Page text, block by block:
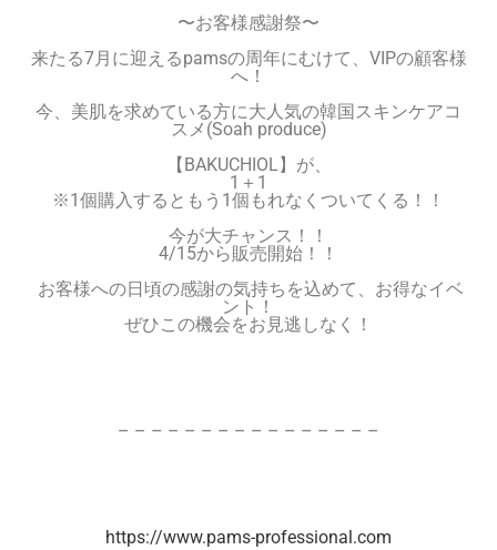
〜お客様感謝祭〜
来たる7月に迎えるpamsの周年にむけて、VIPの顧客様
へ！
今、美肌を求めている方に大人気の韓国スキンケアコ
スメ(Soah produce)
【BAKUCHIOL】が、
1＋1
※1個購入するともう1個もれなくついてくる！！
今が大チャンス！！
4/15から販売開始！！
お客様への日頃の感謝の気持ちを込めて、お得なイベ
ント！
ぜひこの機会をお見逃しなく！
– – – – – – – – – – – – – – – –
https://www.pams-professional.com